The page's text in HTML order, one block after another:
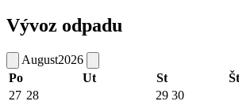
Vývoz odpadu
August2026
Po
Ut St Št
27 28 29 30